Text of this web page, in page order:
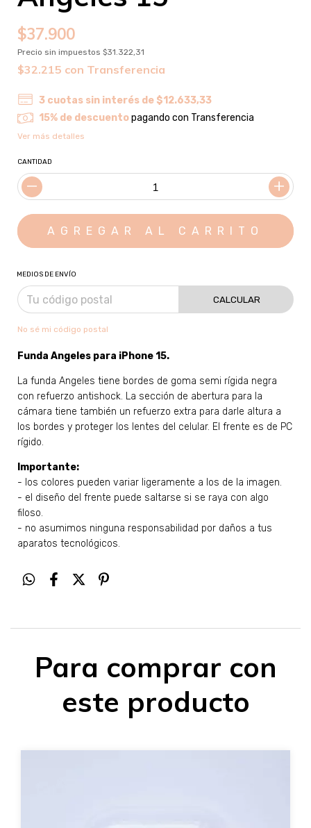
$37.900
Precio sin impuestos $31.322,31
$32.215 con Transferencia
3 cuotas sin interés de $12.633,33
15% de descuentopagando con Transferencia
Ver más detalles
CANTIDAD
MEDIOS DE ENVÍO
CALCULAR
No sé mi código postal
Funda Angeles para iPhone 15.
La funda Angeles tiene bordes de goma semi rígida negra
con refuerzo antishock. La sección de abertura para la
cámara tiene también un refuerzo extra para darle altura a
los bordes y proteger los lentes del celular. El frente es de PC
rígido.
Importante:
- los colores pueden variar ligeramente a los de la imagen.
- el diseño del frente puede saltarse si se raya con algo
filoso.
- no asumimos ninguna responsabilidad por daños a tus
aparatos tecnológicos.
Para comprar con
este producto